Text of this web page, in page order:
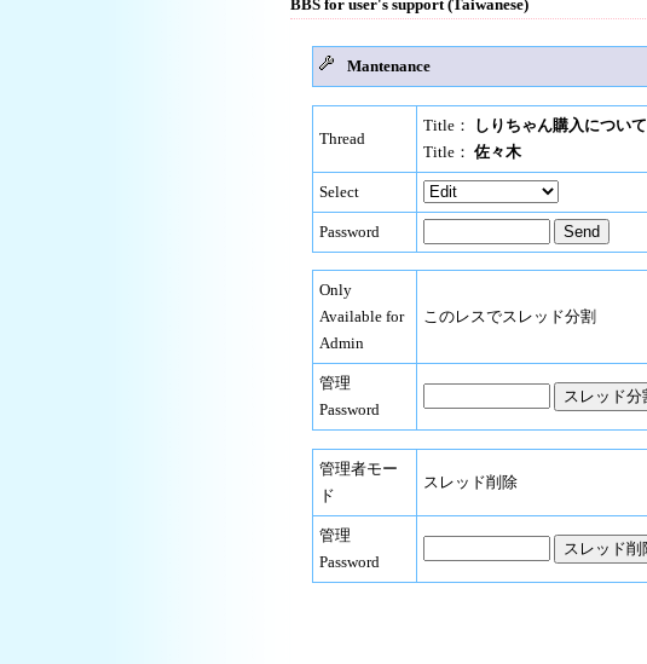
BBS for user's support (Taiwanese)
Mantenance
Thread
Title：
しりちゃん購入について
Title： 佐々木
Select
Password
Only
Available for
Admin
このレスでスレッド分割
管理
Password
管理者モー
ド
スレッド削除
管理
Password